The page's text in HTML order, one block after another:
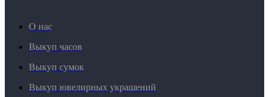
О нас
Выкуп часов
Выкуп сумок
Выкуп ювелирных украшений